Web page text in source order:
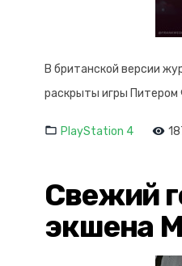
В британской версии
раскрыты игры Питером
PlayStation 4
Свежий
экшена